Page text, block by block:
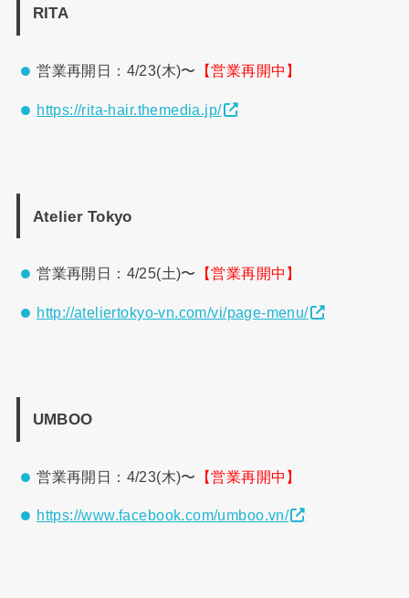
RITA
営業再開日：4/23(木)〜 【営業再開中】
https://rita-hair.themedia.jp/
Atelier Tokyo
営業再開日：4/25(土)〜 【営業再開中】
http://ateliertokyo-vn.com/vi/page-menu/
UMBOO
営業再開日：4/23(木)〜 【営業再開中】
https://www.facebook.com/umboo.vn/